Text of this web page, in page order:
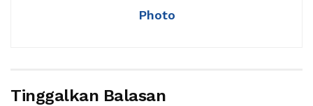
Photo
Tinggalkan Balasan